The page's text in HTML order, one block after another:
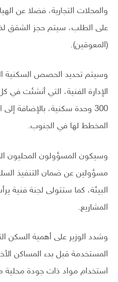
والمحلات التجارية، فضلا عن
على الطلب، سيتم حجز الشقق
(المعوقين).
وسيتم تحديد الحصص السكنية
300 وحدة سكنية، بالإضافة
المخطط لها في الجنوب.
وسيكون المسؤولون المحليون
مسؤولين عن ضمان التنفيذ
البيئة، كما ستتولى لجنة فنية
المشاريع.
وشدد الوزير على أهمية السكن
المستخدمة قبل بدء المساكن
استخدام مواد ذات جودة محلية